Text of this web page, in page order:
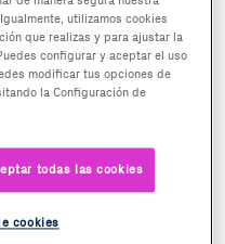
utilizamos cookies
que realizas y para ajustar la
configurar y aceptar el uso
modificar tus opciones de
la Configuración de
todas las cookies
cookies